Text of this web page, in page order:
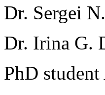
Dr. Sergei
Dr. Irina G.
PhD